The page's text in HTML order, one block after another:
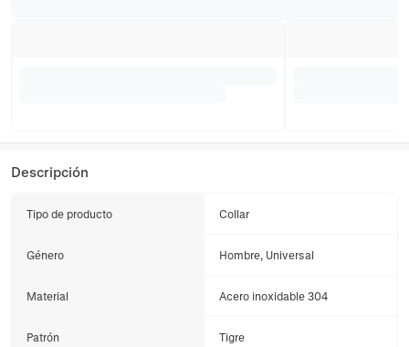
Descripción
Tipo de producto Collar
Género Hombre, Universal
Material Acero inoxidable 304
Patrón Tigre